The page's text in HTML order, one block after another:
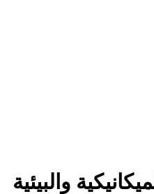
والبيئية